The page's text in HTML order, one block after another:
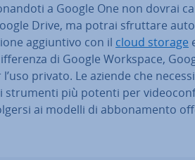
a Google One non dovrai
Drive, ma potrai sfruttare
ag­giun­ti­vo con il cloud storage
di Google Workspace,
privato. Le aziende che
strumenti più potenti per
ai modelli di ab­bo­na­men­to